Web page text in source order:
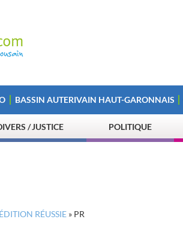
BASSIN AUTERIVAIN HAUT-GARONNAIS
/ JUSTICE POLITIQUE
RÉUSSIE » PR